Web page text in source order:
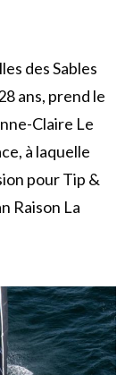
des Sables
ans, prend le
Claire Le
à laquelle
pour Tip &
Raison La